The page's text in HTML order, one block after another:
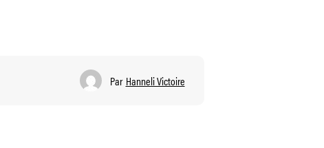
Par Hanneli Victoire